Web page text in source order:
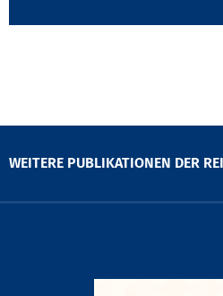
WEITERE PUBLIKATIONEN DER